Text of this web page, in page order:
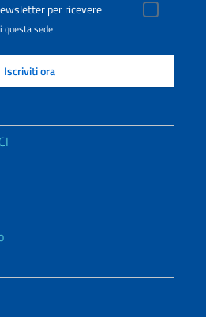
per ricevere
questa sede